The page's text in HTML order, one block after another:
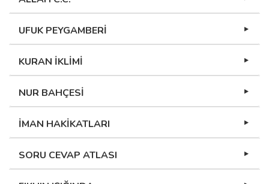
UFUK PEYGAMBERİ
KURAN İKLİMİ
NUR BAHÇESİ
İMAN HAKİKATLARI
SORU CEVAP ATLASI